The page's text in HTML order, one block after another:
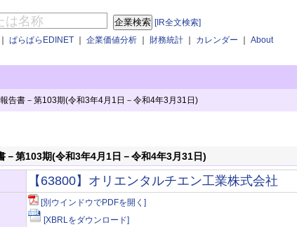
[IR全文検索]
｜ ぱらぱらEDINET ｜ 企業価値分析 ｜ 財務統計 ｜ カレンダー ｜ About
告書－第103期(令和3年4月1日－令和4年3月31日)
－第103期(令和3年4月1日－令和4年3月31日)
【63800】オリエンタルチエン工業株式会社
[別ウインドウでPDFを開く]
[XBRLをダウンロード]